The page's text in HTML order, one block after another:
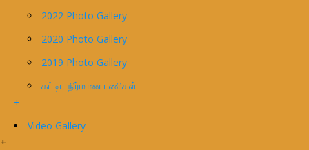
2022 Photo Gallery
2020 Photo Gallery
2019 Photo Gallery
கட்டிட நிர்மாண பணிகள்
+
Video Gallery
+